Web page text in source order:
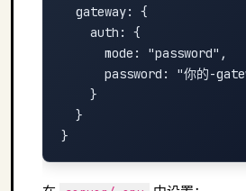
  gateway: {
    auth: {
      mode: "password",
password: "你的-
    }
  }